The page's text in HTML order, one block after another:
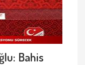
Bahis